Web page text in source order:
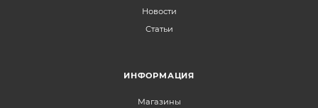
Новости
Статьи
ИНФОРМАЦИЯ
Магазины